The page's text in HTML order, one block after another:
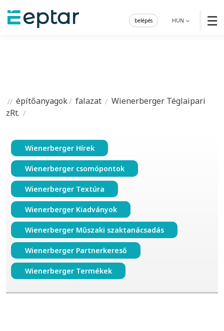
☰
HUN
belépés
építőanyagok falazat
Wienerberger Téglaipari
zRt.
Wienerberger Hírek
Wienerberger csomópontok
Wienerberger Textúra
Wienerberger Kiadványok
Wienerberger Műszaki szaktanácsadás
Wienerberger Partnerkereső
Wienerberger Termékek